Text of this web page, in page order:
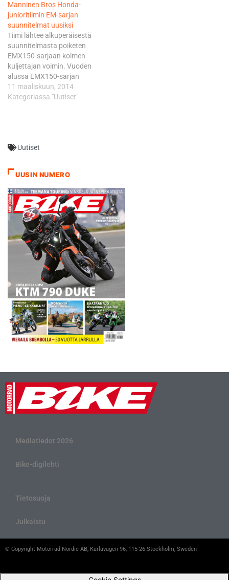
malttoivat odottaa, että
pääsevät kokeilemaan radan
massiivisia korkeuseroja ja
hyppyreitä. Lauantain alkoi
infotilaisuudella, jonka
jälkeen siirryttiin tekniseen
koulutuksen kautta
säätämään pyöriä. EMX150-
sarjassa kilpaillaan
identtisillä Honda CRF150-
Manninen Bros Honda-
junioritiimin EM-sarjan
suunnitelmat uusiksi
Tiimi lähtee alkuperäisestä
suunnitelmasta poiketen
EMX150-sarjaan kolmen
kuljettajan voimin. Vuoden
alussa EMX150-sarjan
ikärajoihin tuli muutos, joka
mahdollistaa tiimin
CRF250R-pyörällä MXJ
mahdollisesti myös MX2 SM-
sarjassa. - Heti kun tieto
sääntömuutoksesta olimme
yhteyksissä Euroopan
Hondaan ja heillä oli Jeren…
11 maaliskuun, 2014
Kategoriassa "Uutiset"
Uutiset
UUSIN NUMERO
Mediatiedot 2026
Bike-digilehti
Tietosuoja
Julkaistu
© Copyright Motorrad Nordic AB, Karlavägen 96, 115 26 Stockholm, Sweden